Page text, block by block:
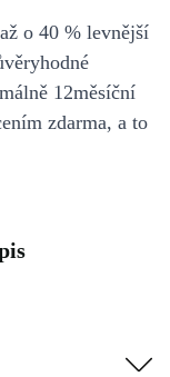
o 40 % levnější
12měsíční
zdarma, a to